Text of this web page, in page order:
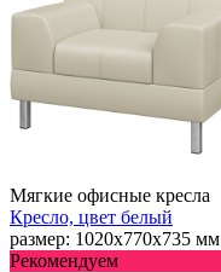
Мягкие офисные кресла
Кресло, цвет белый
размер: 1020х770х735 мм
Рекомендуем